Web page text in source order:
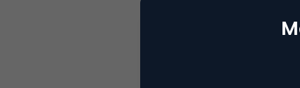
praktijken,